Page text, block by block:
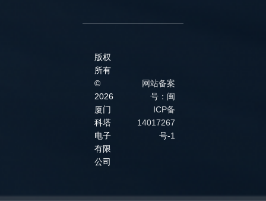
版权
所有
©
2026
厦门
科塔
电子
有限
公司
网站备案
号：闽
ICP备
14017267
号-1